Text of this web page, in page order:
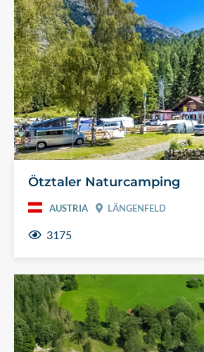
Ötztaler Naturcamping
AUSTRIA LÄNGENFELD
3175